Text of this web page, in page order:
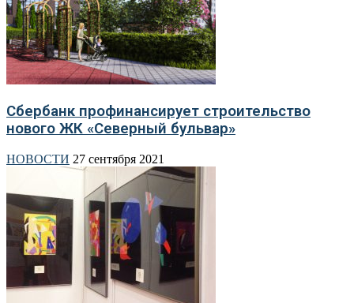
Сбербанк профинансирует строительство
нового ЖК «Северный бульвар»
НОВОСТИ 27 сентября 2021